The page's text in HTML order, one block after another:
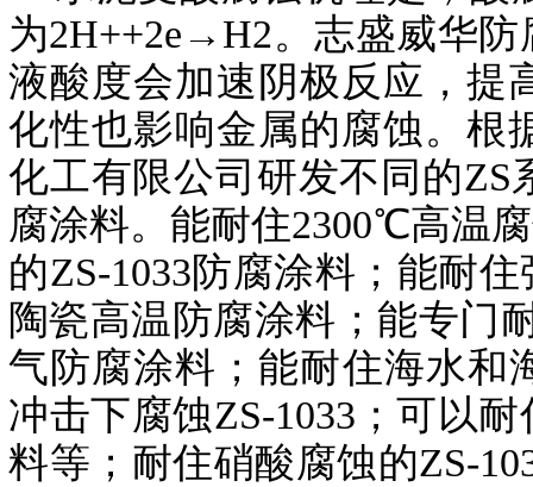
为2H++2e→H2。志盛威华
液酸度会加速阴极反应，提
化性也影响金属的腐蚀。根
化工有限公司研发不同的
腐涂料。能耐住2300℃高温
的ZS-1033防腐涂料；能耐
陶瓷高温防腐涂料；能专门
气防腐涂料；能耐住海水和
冲击下腐蚀ZS-1033；可以
料等；耐住硝酸腐蚀的ZS-